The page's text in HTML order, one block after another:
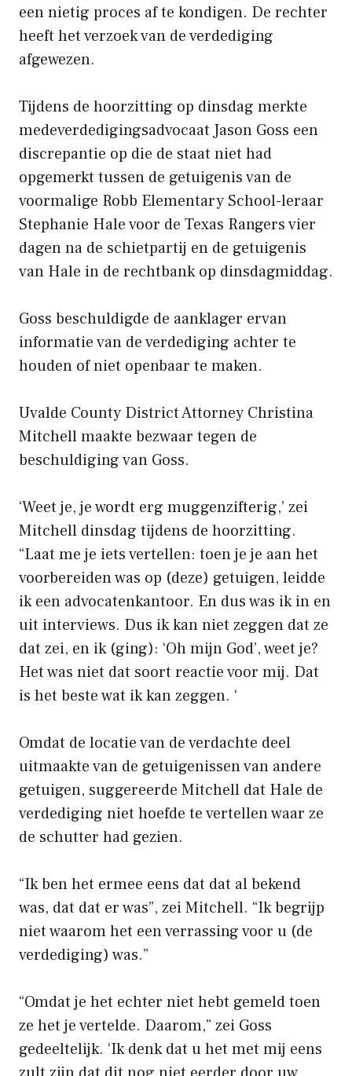
een ​​nietig proces af te kondigen. De rechter
heeft het verzoek van de verdediging
afgewezen.
Tijdens de hoorzitting op dinsdag merkte
medeverdedigingsadvocaat Jason Goss een
discrepantie op die de staat niet had
opgemerkt tussen de getuigenis van de
voormalige Robb Elementary School-leraar
Stephanie Hale voor de Texas Rangers vier
dagen na de schietpartij en de getuigenis
van Hale in de rechtbank op dinsdagmiddag.
Goss beschuldigde de aanklager ervan
informatie van de verdediging achter te
houden of niet openbaar te maken.
Uvalde County District Attorney Christina
Mitchell maakte bezwaar tegen de
beschuldiging van Goss.
‘Weet je, je wordt erg muggenzifterig,’ zei
Mitchell dinsdag tijdens de hoorzitting.
“Laat me je iets vertellen: toen je je aan het
voorbereiden was op (deze) getuigen, leidde
ik een advocatenkantoor. En dus was ik in en
uit interviews. Dus ik kan niet zeggen dat ze
dat zei, en ik (ging): ‘Oh mijn God’, weet je?
Het was niet dat soort reactie voor mij. Dat
is het beste wat ik kan zeggen. ‘
Omdat de locatie van de verdachte deel
uitmaakte van de getuigenissen van andere
getuigen, suggereerde Mitchell dat Hale de
verdediging niet hoefde te vertellen waar ze
de schutter had gezien.
“Ik ben het ermee eens dat dat al bekend
was, dat dat er was”, zei Mitchell. “Ik begrijp
niet waarom het een verrassing voor u (de
verdediging) was.”
“Omdat je het echter niet hebt gemeld toen
ze het je vertelde. Daarom,” zei Goss
gedeeltelijk. ‘Ik denk dat u het met mij eens